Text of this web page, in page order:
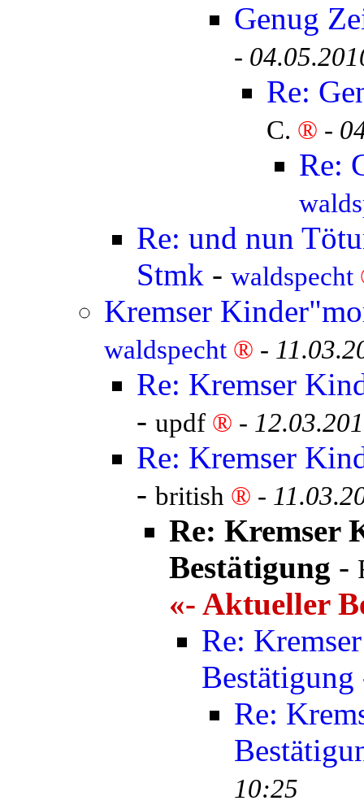
Genug
-
Re:
C. ® -
Re:
Re: und nun
Stmk - waldspecht
Kremser
waldspecht ® -
Re: Kremser
- updf ® -
Re: Kremser
- british ® -
Re: Kremser
Bestätigung -
«- Aktueller
Re:
Bestätigung
Re:
10:25